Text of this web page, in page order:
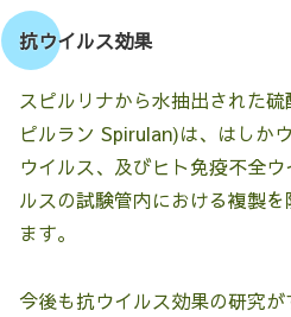
抗ウイルス効果
スピルリナから水抽出された
ピルラン Spirulan)は、はしか
ウイルス、及びヒト免疫不全
ルスの試験管内における複製
ます。
今後も抗ウイルス効果の研究